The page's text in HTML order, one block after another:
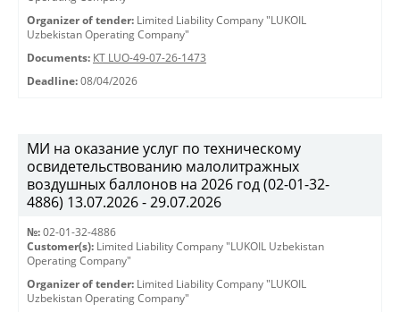
Organizer of tender: Limited Liability Company "LUKOIL
Uzbekistan Operating Company"
Documents: КТ LUO-49-07-26-1473
Deadline: 08/04/2026
МИ на оказание услуг по техническому
освидетельствованию малолитражных
воздушных баллонов на 2026 год (02-01-32-
4886) 13.07.2026 - 29.07.2026
№: 02-01-32-4886
Customer(s): Limited Liability Company "LUKOIL Uzbekistan
Operating Company"
Organizer of tender: Limited Liability Company "LUKOIL
Uzbekistan Operating Company"